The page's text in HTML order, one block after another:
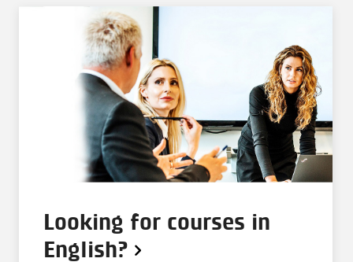
Looking for courses in
English?